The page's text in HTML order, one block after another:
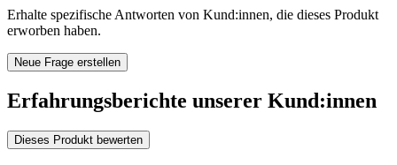
Erhalte spezifische Antworten von Kund:innen, die dieses Produkt
erworben haben.
Neue Frage erstellen
Erfahrungsberichte unserer Kund:innen
Dieses Produkt bewerten